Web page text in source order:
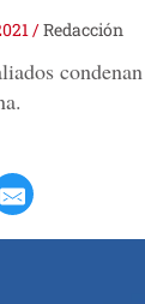
/Redacción